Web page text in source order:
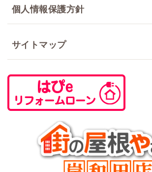
個人情報保護方針
サイトマップ